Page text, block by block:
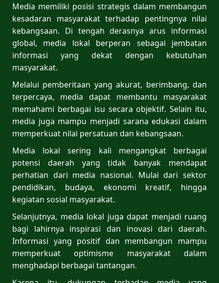
Media memiliki posisi strategis dalam membangun
kesadaran masyarakat terhadap pentingnya nilai
kebangsaan. Di tengah derasnya arus informasi
global, media lokal berperan sebagai jembatan
informasi yang dekat dengan kebutuhan
masyarakat.
Melalui pemberitaan yang akurat, berimbang, dan
terpercaya, media dapat membantu masyarakat
memahami berbagai isu secara objektif. Selain itu,
media juga mampu menjadi sarana edukasi dalam
memperkuat nilai persatuan dan kebangsaan.
Media lokal sering kali mengangkat berbagai
potensi daerah yang tidak banyak mendapat
perhatian dari media nasional. Mulai dari sektor
pendidikan, budaya, ekonomi kreatif, hingga
kegiatan sosial masyarakat.
Selanjutnya, media lokal juga dapat menjadi ruang
bagi lahirnya inspirasi dan inovasi dari daerah.
Informasi yang positif dan membangun mampu
memperkuat optimisme masyarakat dalam
menghadapi berbagai tantangan.